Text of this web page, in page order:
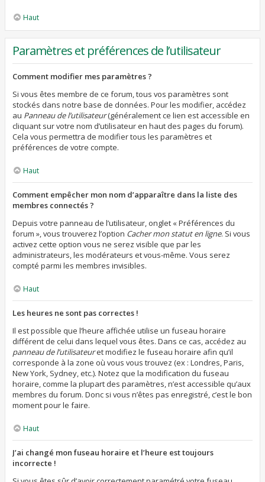
Haut
Paramètres et préférences de l’utilisateur
Comment modifier mes paramètres ?
Si vous êtes membre de ce forum, tous vos paramètres sont
stockés dans notre base de données. Pour les modifier, accédez
au Panneau de l’utilisateur(généralement ce lien est accessible en
cliquant sur votre nom d’utilisateur en haut des pages du forum).
Cela vous permettra de modifier tous les paramètres et
préférences de votre compte.
Haut
Comment empêcher mon nom d’apparaître dans la liste des
membres connectés ?
Depuis votre panneau de l’utilisateur, onglet « Préférences du
forum », vous trouverez l’option Cacher mon statut en ligne. Si vous
activez cette option vous ne serez visible que par les
administrateurs, les modérateurs et vous-même. Vous serez
compté parmi les membres invisibles.
Haut
Les heures ne sont pas correctes !
Il est possible que l’heure affichée utilise un fuseau horaire
différent de celui dans lequel vous êtes. Dans ce cas, accédez au
panneau de l’utilisateuret modifiez le fuseau horaire afin qu’il
corresponde à la zone où vous vous trouvez (ex : Londres, Paris,
New York, Sydney, etc.). Notez que la modification du fuseau
horaire, comme la plupart des paramètres, n’est accessible qu’aux
membres du forum. Donc si vous n’êtes pas enregistré, c’est le bon
moment pour le faire.
Haut
J’ai changé mon fuseau horaire et l’heure est toujours
incorrecte !